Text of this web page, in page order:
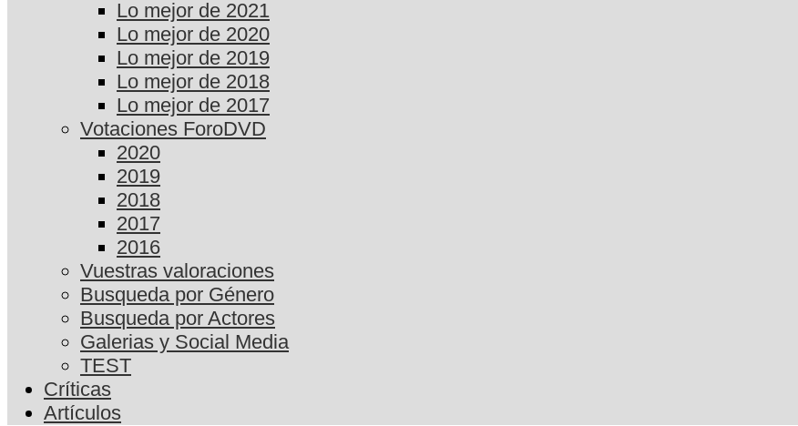
Lo mejor de 2021
Lo mejor de 2020
Lo mejor de 2019
Lo mejor de 2018
Lo mejor de 2017
Votaciones ForoDVD
2020
2019
2018
2017
2016
Vuestras valoraciones
Busqueda por Género
Busqueda por Actores
Galerias y Social Media
TEST
Críticas
Artículos